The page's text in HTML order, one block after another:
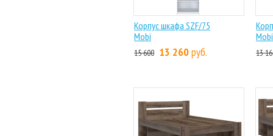
Корпус шкафа SZF/75
Mobi
15 600 13 260руб.
Mobi
13